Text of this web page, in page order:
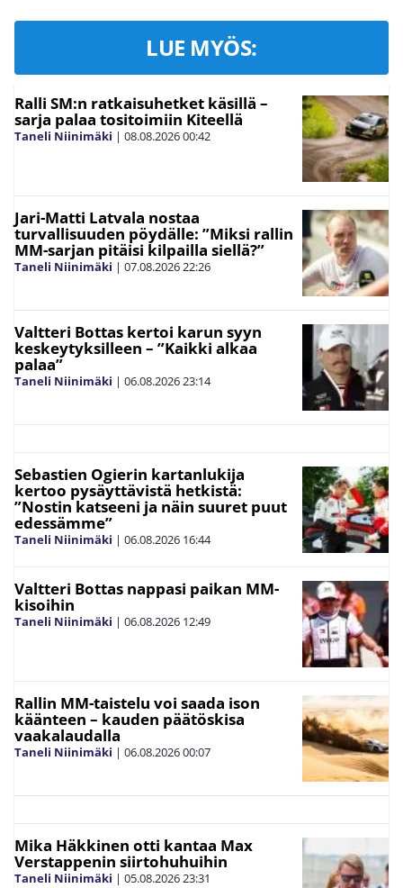
LUE MYÖS:
Ralli SM:n ratkaisuhetket käsillä –
sarja palaa tositoimiin Kiteellä
Taneli Niinimäki | 08.08.202600:42
Jari-Matti Latvala nostaa
turvallisuuden pöydälle: ”Miksi rallin
MM-sarjan pitäisi kilpailla siellä?”
Taneli Niinimäki | 07.08.202622:26
Valtteri Bottas kertoi karun syyn
keskeytyksilleen – ”Kaikki alkaa
palaa”
Taneli Niinimäki | 06.08.202623:14
Sebastien Ogierin kartanlukija
kertoo pysäyttävistä hetkistä:
”Nostin katseeni ja näin suuret puut
edessämme”
Taneli Niinimäki | 06.08.2026 16:44
Valtteri Bottas nappasi paikan MM-
kisoihin
Taneli Niinimäki | 06.08.2026 12:49
Rallin MM-taistelu voi saada ison
käänteen – kauden päätöskisa
vaakalaudalla
Taneli Niinimäki | 06.08.202600:07
Mika Häkkinen otti kantaa Max
Verstappenin siirtohuhuihin
Taneli Niinimäki | 05.08.202623:31